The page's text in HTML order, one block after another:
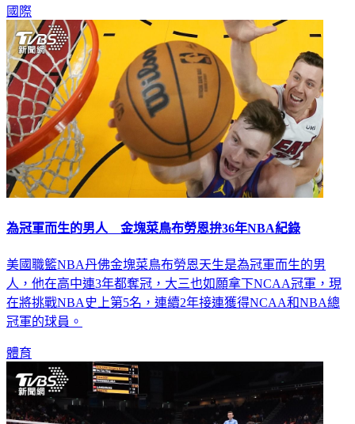
國際
為冠軍而生的男人 金塊菜鳥布勞恩拚36年NBA紀錄
美國職籃NBA丹佛金塊菜鳥布勞恩天生是為冠軍而生的男
人，他在高中連3年都奪冠，大三也如願拿下NCAA冠軍，現
在將挑戰NBA史上第5名，連續2年接連獲得NCAA和NBA總
冠軍的球員。
體育